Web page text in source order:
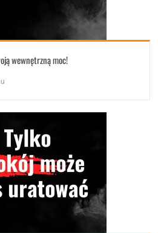
wewnętrzną moc!